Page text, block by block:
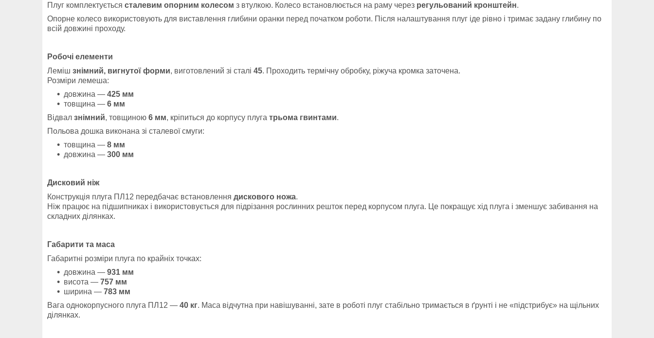
Плуг комплектується сталевим опорним колесом з втулкою. Колесо встановлюється на раму через регульований кронштейн.
Опорне колесо використовують для виставлення глибини оранки перед початком роботи. Після налаштування плуг іде рівно і тримає задану глибину по
всій довжині проходу.
Робочі елементи
Леміш знімний, вигнутої форми, виготовлений зі сталі 45. Проходить термічну обробку, ріжуча кромка заточена.
Розміри лемеша:
довжина — 425 мм
товщина — 6 мм
Відвал знімний, товщиною 6 мм, кріпиться до корпусу плуга трьома гвинтами.
Польова дошка виконана зі сталевої смуги:
товщина — 8 мм
довжина — 300 мм
Дисковий ніж
Конструкція плуга ПЛ12 передбачає встановлення дискового ножа.
Ніж працює на підшипниках і використовується для підрізання рослинних решток перед корпусом плуга. Це покращує хід плуга і зменшує забивання на
складних ділянках.
Габарити та маса
Габаритні розміри плуга по крайніх точках:
довжина — 931 мм
висота — 757 мм
ширина — 783 мм
Вага однокорпусного плуга ПЛ12 — 40 кг. Маса відчутна при навішуванні, зате в роботі плуг стабільно тримається в ґрунті і не «підстрибує» на щільних
ділянках.